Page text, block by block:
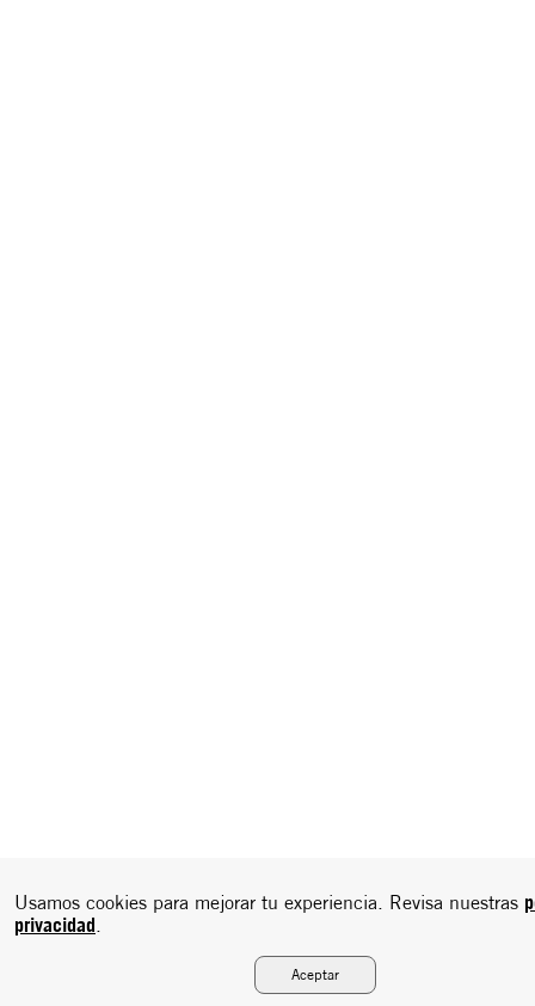
Usamos cookies para mejorar tu experiencia. Revisa nuestras
privacidad.
Aceptar